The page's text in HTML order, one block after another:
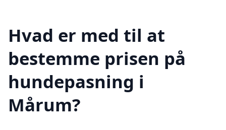
Hvad er med til at
bestemme prisen på
hundepasning i
Mårum?